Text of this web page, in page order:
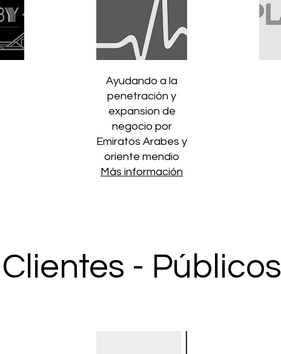
Ayudando a la
penetración y
expansion de
negocio por
Emiratos Arabes y
oriente mendio
Más información
Clientes - Públicos